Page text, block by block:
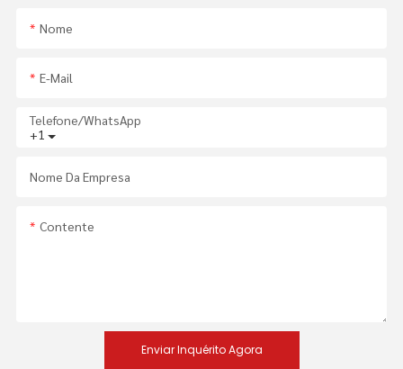
Nome
E-Mail
+1
Telefone/WhatsApp
Nome Da Empresa
Contente
Enviar Inquérito Agora